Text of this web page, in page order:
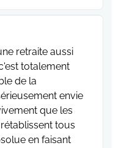
retraite aussi
totalement
de la
envie
que les
tous
en faisant